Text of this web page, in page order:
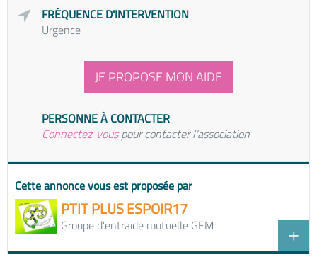
FRÉQUENCE D'INTERVENTION
Urgence
JE PROPOSE MON AIDE
PERSONNE À CONTACTER
Connectez-vouspour contacter l'association
Cette annonce vous est proposée par
PTIT PLUS ESPOIR17
Groupe d'entraide mutuelle GEM